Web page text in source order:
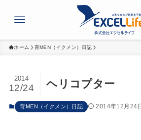
ホーム 育MEN（イクメン）日記
ヘリコプター
2014
12/24
育MEN（イクメン）日記 2014年12月24日